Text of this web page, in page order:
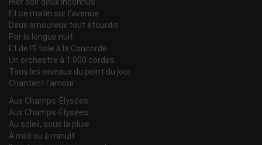
Hier soir deux inconnus
Et ce matin sur l'avenue
Deux amoureux tout étourdis
Par la longue nuit
Et de l'Étoile à la Concorde
Un orchestre à 1 000 cordes
Tous les oiseaux du point du jour
Chantent l'amour
Aux Champs-Élysées
Aux Champs-Élysées
Au soleil, sous la pluie
À midi ou à minuit